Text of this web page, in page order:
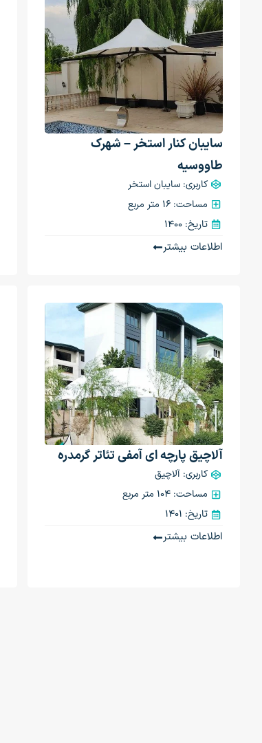
سایبان کنار استخر – شهرک
طاووسیه
کاربری: سایبان استخر
مساحت: 16 متر مربع
تاریخ: 1400
اطلاعات بیشتر
آلاچیق پارچه ای آمفی تئاتر گرمدره
کاربری: آلاچیق
مساحت: 104 متر مربع
تاریخ: 1401
اطلاعات بیشتر